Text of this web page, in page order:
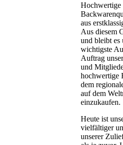
Hochwertige
aus
Aus diesem
und bleibt es
wichtigste
Auftrag
und
hochwertige
dem
auf dem
einzukaufen.
Heute ist
vielfältiger
unserer